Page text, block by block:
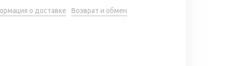
о доставке Возврат и обмен